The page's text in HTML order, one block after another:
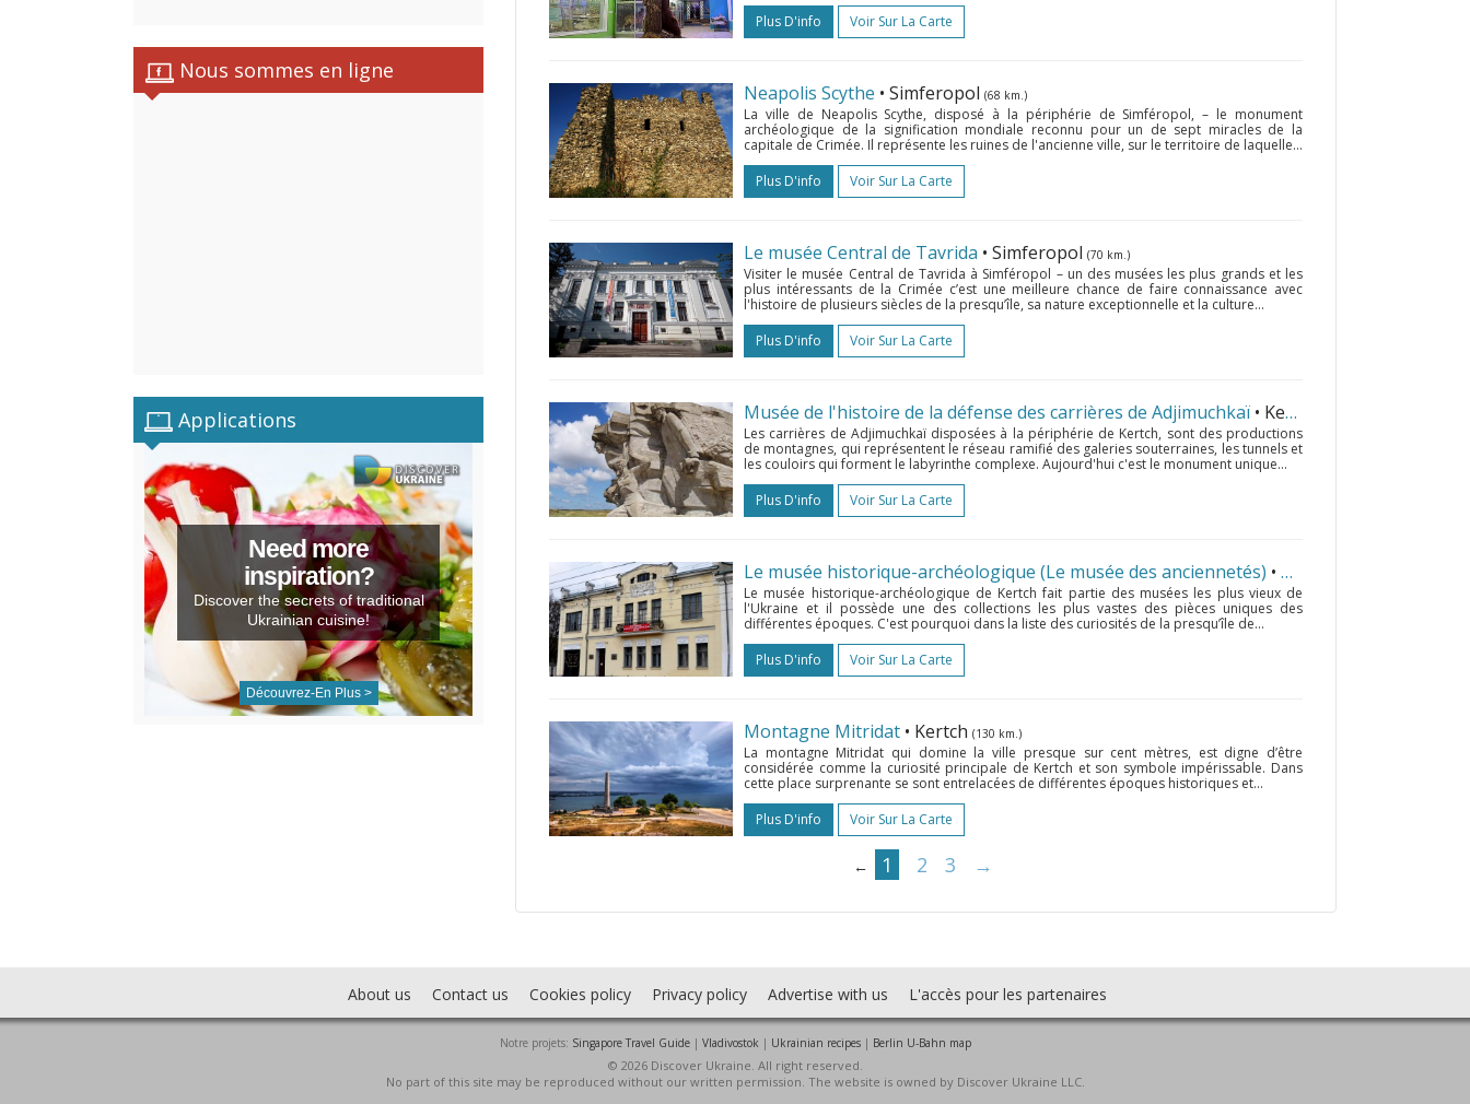
Nous sommes en ligne
Applications
Need more
inspiration?
Discover the secrets of traditional
Ukrainian cuisine!
Découvrez-En Plus >
Plus D'info
Voir Sur La Carte
Neapolis Scythe • Simferopol (68 km.)
La ville de Neapolis Scythe, disposé à la périphérie de Simféropol, – le monument
archéologique de la signification mondiale reconnu pour un de sept miracles de la
capitale de Crimée. Il représente les ruines de l'ancienne ville, sur le territoire de laquelle...
Plus D'info
Voir Sur La Carte
Le musée Central de Tavrida • Simferopol (70 km.)
Visiter le musée Central de Tavrida à Simféropol – un des musées les plus grands et les
plus intéressants de la Crimée c’est une meilleure chance de faire connaissance avec
l'histoire de plusieurs siècles de la presqu’île, sa nature exceptionnelle et la culture...
Plus D'info
Voir Sur La Carte
Musée de l'histoire de la défense des carrières de Adjimuchkaї • Kertch
Les carrières de Adjimuchkaї disposées à la périphérie de Kertch, sont des productions
de montagnes, qui représentent le réseau ramifié des galeries souterraines, les tunnels et
les couloirs qui forment le labyrinthe complexe. Aujourd'hui c'est le monument unique...
Plus D'info
Voir Sur La Carte
Le musée historique-archéologique (Le musée des anciennetés) • Kertch
Le musée historique-archéologique de Kertch fait partie des musées les plus vieux de
l'Ukraine et il possède une des collections les plus vastes des pièces uniques des
différentes époques. C'est pourquoi dans la liste des curiosités de la presqu’île de...
Plus D'info
Voir Sur La Carte
Montagne Mitridat • Kertch (130 km.)
La montagne Mitridat qui domine la ville presque sur cent mètres, est digne d’être
considérée comme la curiosité principale de Kertch et son symbole impérissable. Dans
cette place surprenante se sont entrelacées de différentes époques historiques et...
Plus D'info
Voir Sur La Carte
← 1 2 3 →
About us Contact us Cookies policy Privacy policy Advertise with us L'accès pour les partenaires
Notre projets: Singapore Travel Guide| Vladivostok | Ukrainian recipes| Berlin U-Bahn map
© 2026 Discover Ukraine. All right reserved.
No part of this site may be reproduced without our written permission. The website is owned by Discover Ukraine LLC.